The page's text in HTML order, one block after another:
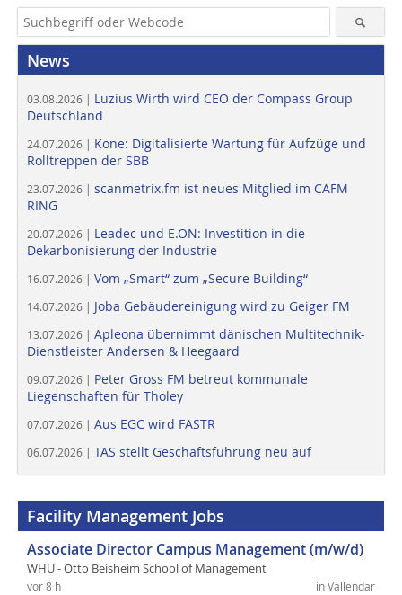
News
03.08.2026 | Luzius Wirth wird CEO der Compass Group
Deutschland
24.07.2026 | Kone: Digitalisierte Wartung für Aufzüge und
Rolltreppen der SBB
23.07.2026 | scanmetrix.fm ist neues Mitglied im CAFM
RING
20.07.2026 | Leadec und E.ON: Investition in die
Dekarbonisierung der Industrie
16.07.2026 | Vom „Smart“ zum „Secure Building“
14.07.2026 | Joba Gebäudereinigung wird zu Geiger FM
13.07.2026 | Apleona übernimmt dänischen Multitechnik-
Dienstleister Andersen & Heegaard
09.07.2026 | Peter Gross FM betreut kommunale
Liegenschaften für Tholey
07.07.2026 | Aus EGC wird FASTR
06.07.2026 | TAS stellt Geschäftsführung neu auf
Facility Management Jobs
Associate Director Campus Management (m/w/d)
WHU - Otto Beisheim School of Management
in Vallendar
vor 8 h